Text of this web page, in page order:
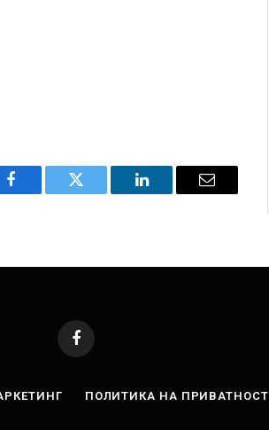
Facebook Twitter LinkedIn Email
Facebook
ПОЛИТИКА НА ПРИВАТНОСТ